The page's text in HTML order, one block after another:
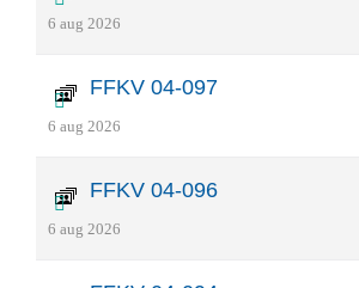
6 aug 2026
FFKV 04-097
6 aug 2026
FFKV 04-096
6 aug 2026